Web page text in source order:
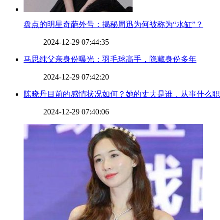
​盘点的明星奇葩外号：揭秘周迅为何被称为“水缸”？
2024-12-29 07:44:35
​马思纯父亲身份曝光：羽毛球高手，隐藏身份多年
2024-12-29 07:42:20
陈晓丹目前的感情状况如何？她的丈夫是谁，从事什么
2024-12-29 07:40:06